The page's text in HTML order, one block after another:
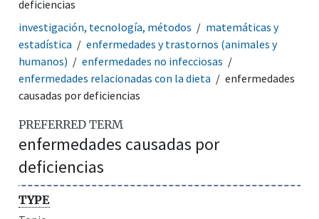
deficiencias
investigación, tecnología, métodos
matemáticas y
estadística
enfermedades y trastornos (animales y
humanos)
enfermedades no infecciosas
enfermedades relacionadas con la dieta
enfermedades
causadas por deficiencias
PREFERRED TERM
enfermedades causadas por
deficiencias
TYPE